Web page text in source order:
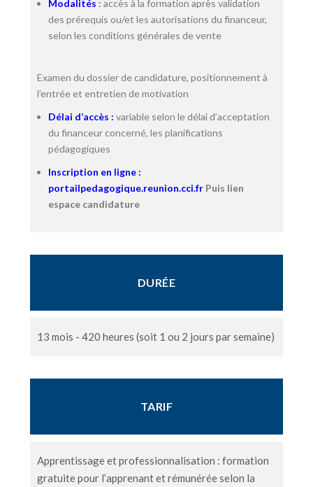
Modalités : accès à la formation après validation
des prérequis ou/et les autorisations du financeur,
selon les conditions générales de vente
Examen du dossier de candidature, positionnement à
l’entrée et entretien de motivation
Délai d’accès : variable selon le délai d’acceptation
du financeur concerné, les planifications
pédagogiques
Inscription en ligne :
portailpedagogique.reunion.cci.fr Puis lien
espace candidature
DURÉE
13 mois - 420 heures (soit 1 ou 2 jours par semaine)
TARIF
Apprentissage et professionnalisation : formation
gratuite pour l’apprenant et rémunérée selon la